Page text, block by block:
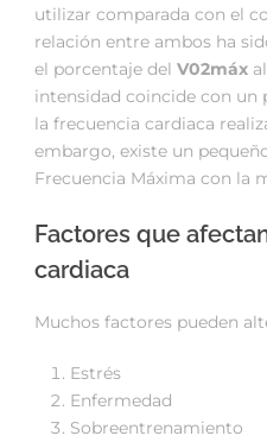
utilizar comparada con el
relación entre ambos ha
el porcentaje del V02máx
intensidad coincide con
la frecuencia cardiaca
embargo, existe un
Frecuencia Máxima con la
Factores que
cardiaca
Muchos factores pueden
Estrés
Enfermedad
Sobreentrenamiento